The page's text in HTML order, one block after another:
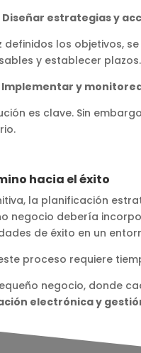
Diseñar estrategias y
definidos los objetivos,
y establecer plazos.
Implementar y
es clave. Sin
hacia el éxito
la planificación
negocio debería
de éxito en un
proceso requiere
negocio, donde
electrónica y